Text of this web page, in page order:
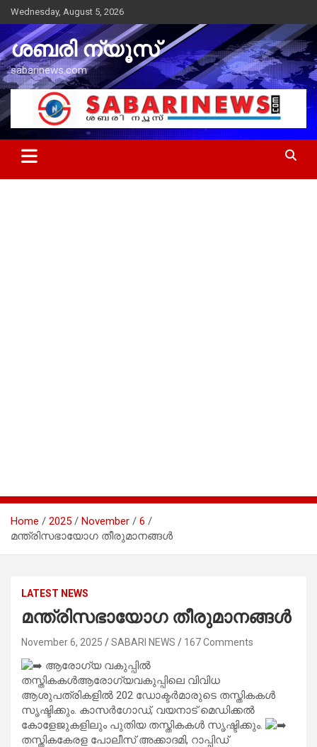
Skip
to
content
Wednesday, August 5, 2026
ശബരി ന്യൂസ്
sabarinews.com
Home 2025 November
6
മന്ത്രിസഭായോഗ തീരുമാനങ്ങള്‍
LATEST NEWS
മന്ത്രിസഭായോഗ തീരുമാനങ്ങള്‍
November 6, 2025 SABARI NEWS 167 Comments
ആരോഗ്യ വകുപ്പില്‍
തസ്തികകള്‍ആരോഗ്യവകുപ്പിലെ വിവിധ
ആശുപത്രികളില്‍ 202 ഡോക്ടര്‍മാരുടെ തസ്തികകൾ
സൃഷ്ടിക്കും. കാസര്‍ഗോഡ്, വയനാട് മെഡിക്കല്‍
കോളേജുകളിലും പുതിയ തസ്തികകൾ സൃഷ്ടിക്കും.
തസ്തികകേരള പോലീസ് അക്കാദമി, റാപ്പിഡ്